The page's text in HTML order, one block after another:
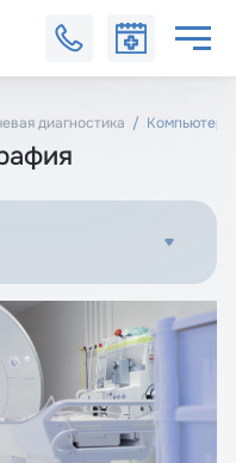
диагностика